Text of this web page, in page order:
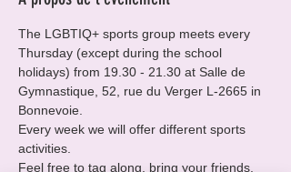
The LGBTIQ+ sports group meets every
Thursday (except during the school
holidays) from 19.30 - 21.30 at Salle de
Gymnastique, 52, rue du Verger L-2665 in
Bonnevoie.
Every week we will offer different sports
activities.
Feel free to tag along, bring your friends.